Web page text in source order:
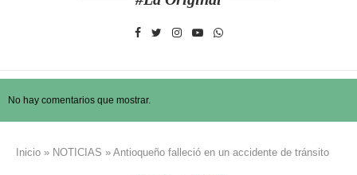
No hay comentarios que mostrar.
Inicio » NOTICIAS » Antioqueño falleció en un accidente de tránsito